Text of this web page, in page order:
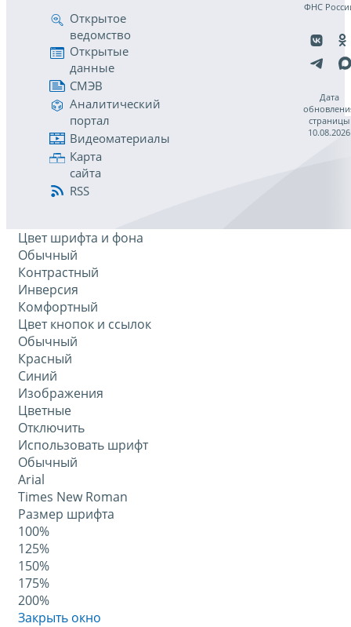
Открытое
ведомство
Открытые
данные
СМЭВ
Аналитический
портал
Видеоматериалы
Карта
сайта
RSS
ФНС
Дата
страницы
10.08.2026
Цвет шрифта и фона
Обычный
Контрастный
Инверсия
Комфортный
Цвет кнопок и ссылок
Обычный
Красный
Синий
Изображения
Цветные
Отключить
Использовать шрифт
Обычный
Arial
Times New Roman
Размер шрифта
100%
125%
150%
175%
200%
Закрыть окно